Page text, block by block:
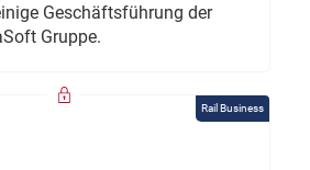
Geschäftsführung der
Gruppe.
Rail Business